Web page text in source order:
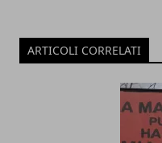
ARTICOLI CORRELATI